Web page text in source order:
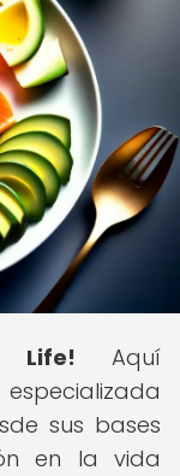
Life! Aquí
sus bases
en la vida